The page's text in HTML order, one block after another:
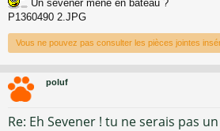
s
e
Un sevener mené en bateau ?
P1360490 2.JPG
Vous ne pouvez pas consulter les pièces jointes
poluf
Re: Eh Sevener ! tu ne serais pas